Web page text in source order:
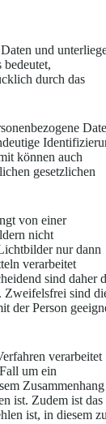
und
durch das
können auch
gesetzlichen
von einer
nicht
nur dann
verarbeitet
sind daher
Zweifelsfrei sind
der Person
verarbeitet
um ein
Zusammenhang
ist. Zudem ist das
ist, in diesem zu